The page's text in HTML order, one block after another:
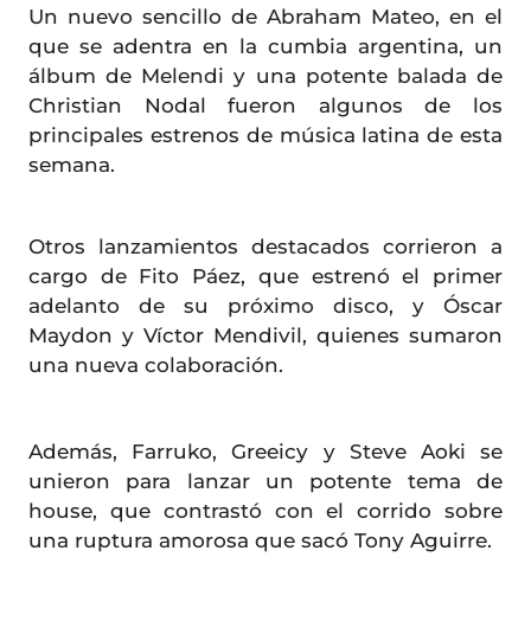
Un nuevo sencillo de Abraham Mateo, en el
que se adentra en la cumbia argentina, un
álbum de Melendi y una potente balada de
Christian Nodal fueron algunos de los
principales estrenos de música latina de esta
semana.
Otros lanzamientos destacados corrieron a
cargo de Fito Páez, que estrenó el primer
adelanto de su próximo disco, y Óscar
Maydon y Víctor Mendivil, quienes sumaron
una nueva colaboración.
Además, Farruko, Greeicy y Steve Aoki se
unieron para lanzar un potente tema de
house, que contrastó con el corrido sobre
una ruptura amorosa que sacó Tony Aguirre.